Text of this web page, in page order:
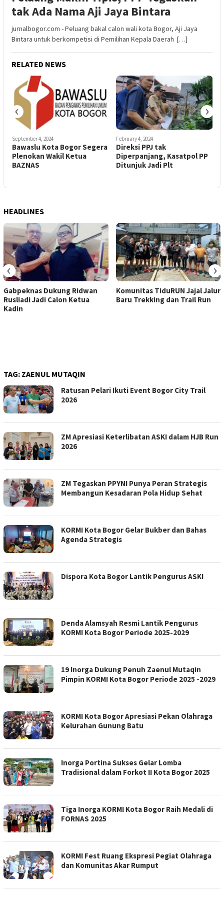
tak Ada Nama Aji Jaya Bintara
jurnalbogor.com - Peluang bakal calon wali kota Bogor, Aji Jaya
Bintara untuk berkompetisi di Pemilihan Kepala Daerah […]
RELATED NEWS
September 4, 2024
Bawaslu Kota Bogor Segera
Plenokan Wakil Ketua
BAZNAS
February 4, 2024
Direksi PPJ tak
Diperpanjang, Kasatpol PP
Ditunjuk Jadi Plt
‹ ›
HEADLINES
Gabpeknas Dukung Ridwan
Rusliadi Jadi Calon Ketua
Kadin
Komunitas TiduRUN Jajal Jalur
Baru Trekking dan Trail Run
‹ ›
TAG: ZAENUL MUTAQIN
Ratusan Pelari Ikuti Event Bogor City Trail
2026
ZM Apresiasi Keterlibatan ASKI dalam HJB Run
2026
ZM Tegaskan PPYNI Punya Peran Strategis
Membangun Kesadaran Pola Hidup Sehat
KORMI Kota Bogor Gelar Bukber dan Bahas
Agenda Strategis
Dispora Kota Bogor Lantik Pengurus ASKI
Denda Alamsyah Resmi Lantik Pengurus
KORMI Kota Bogor Periode 2025-2029
19 Inorga Dukung Penuh Zaenul Mutaqin
Pimpin KORMI Kota Bogor Periode 2025 -2029
KORMI Kota Bogor Apresiasi Pekan Olahraga
Kelurahan Gunung Batu
Inorga Portina Sukses Gelar Lomba
Tradisional dalam Forkot II Kota Bogor 2025
Tiga Inorga KORMI Kota Bogor Raih Medali di
FORNAS 2025
KORMI Fest Ruang Ekspresi Pegiat Olahraga
dan Komunitas Akar Rumput